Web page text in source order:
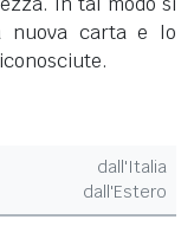
nuova carta e lo
dall'Italia
dall'Estero